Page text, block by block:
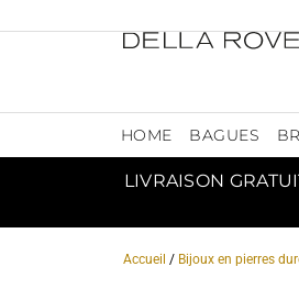
HOME BAGUES
LIVRAISON
Accueil / Bijoux en pierres